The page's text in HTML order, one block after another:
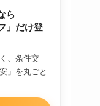
ら
」だけ登
、条件交
」を丸ごと